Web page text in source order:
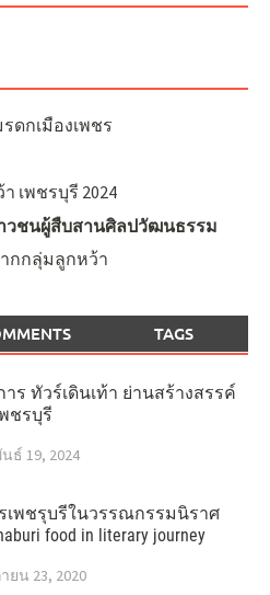
ดกเมืองเพชร
เพชรบุรี 2024
วชนผู้สืบสานศิลปวัฒนธรรม
กกลุ่มลูกหว้า
TAGS
าร ทัวร์เดินเท้า ย่านสร้างสรรค์
ชรบุรี
ธ์ 19, 2024
เพชรุบรีในวรรณกรรมนิราศ
food in literary journey
ยน 23, 2020